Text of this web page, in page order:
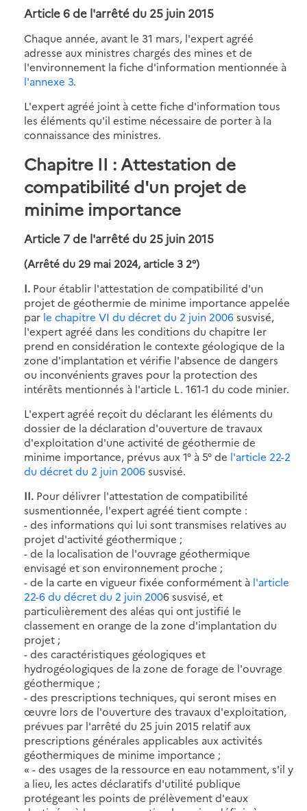
Article 6 de l'arrêté du 25 juin 2015
Chaque année, avant le 31 mars, l'expert agréé
adresse aux ministres chargés des mines et de
l'environnement la fiche d'information mentionnée à
l'annexe 3.
L'expert agréé joint à cette fiche d'information tous
les éléments qu'il estime nécessaire de porter à la
connaissance des ministres.
Chapitre II : Attestation de
compatibilité d'un projet de
minime importance
Article 7 de l'arrêté du 25 juin 2015
(Arrêté du 29 mai 2024, article 3 2°)
I. Pour établir l'attestation de compatibilité d'un
projet de géothermie de minime importance appelée
par le chapitre VI du décret du 2 juin 2006susvisé,
l'expert agréé dans les conditions du chapitre Ier
prend en considération le contexte géologique de la
zone d'implantation et vérifie l'absence de dangers
ou inconvénients graves pour la protection des
intérêts mentionnés à l'article L. 161-1 du code minier.
L'expert agréé reçoit du déclarant les éléments du
dossier de la déclaration d'ouverture de travaux
d'exploitation d'une activité de géothermie de
minime importance, prévus aux 1° à 5° de l'article 22-2
du décret du 2 juin 2006susvisé.
II. Pour délivrer l'attestation de compatibilité
susmentionnée, l'expert agréé tient compte :
- des informations qui lui sont transmises relatives au
projet d'activité géothermique ;
- de la localisation de l'ouvrage géothermique
envisagé et son environnement proche ;
- de la carte en vigueur fixée conformément à l'article
22-6 du décret du 2 juin 2006 susvisé, et
particulièrement des aléas qui ont justifié le
classement en orange de la zone d'implantation du
projet ;
- des caractéristiques géologiques et
hydrogéologiques de la zone de forage de l'ouvrage
géothermique ;
- des prescriptions techniques, qui seront mises en
œuvre lors de l'ouverture des travaux d'exploitation,
prévues par l'arrêté du 25 juin 2015 relatif aux
prescriptions générales applicables aux activités
géothermiques de minime importance ;
« - des usages de la ressource en eau notamment, s'il y
a lieu, les actes déclaratifs d'utilité publique
protégeant les points de prélèvement d'eaux